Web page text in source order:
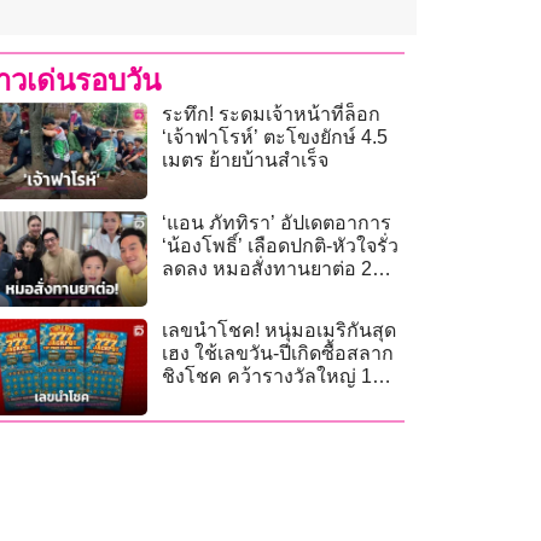
วเด่นรอบวัน
ระทึก! ระดมเจ้าหน้าที่ล็อก
‘เจ้าฟาโรห์’ ตะโขงยักษ์ 4.5
เมตร ย้ายบ้านสำเร็จ
‘แอน ภัททิรา’ อัปเดตอาการ
‘น้องโพธิ์’ เลือดปกติ-หัวใจรั่ว
ลดลง หมอสั่งทานยาต่อ 2
เลขนำโชค! หนุ่มอเมริกันสุด
เฮง ใช้เลขวัน-ปีเกิดซื้อสลาก
ชิงโชค คว้ารางวัลใหญ่ 1